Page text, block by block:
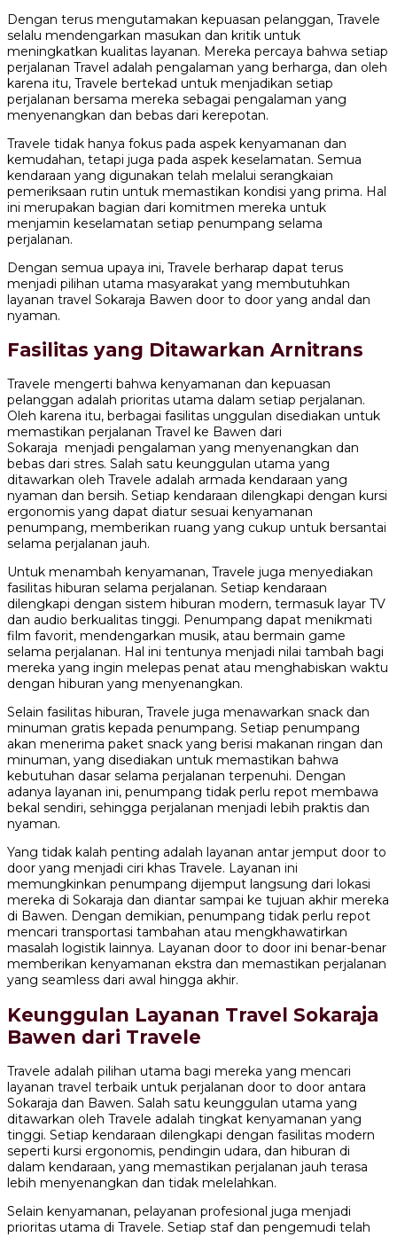
Dengan terus mengutamakan kepuasan pelanggan, Travele
selalu mendengarkan masukan dan kritik untuk
meningkatkan kualitas layanan. Mereka percaya bahwa setiap
perjalanan Travel adalah pengalaman yang berharga, dan oleh
karena itu, Travele bertekad untuk menjadikan setiap
perjalanan bersama mereka sebagai pengalaman yang
menyenangkan dan bebas dari kerepotan.
Travele tidak hanya fokus pada aspek kenyamanan dan
kemudahan, tetapi juga pada aspek keselamatan. Semua
kendaraan yang digunakan telah melalui serangkaian
pemeriksaan rutin untuk memastikan kondisi yang prima. Hal
ini merupakan bagian dari komitmen mereka untuk
menjamin keselamatan setiap penumpang selama
perjalanan.
Dengan semua upaya ini, Travele berharap dapat terus
menjadi pilihan utama masyarakat yang membutuhkan
layanan travel Sokaraja Bawen door to door yang andal dan
nyaman.
Fasilitas yang Ditawarkan Arnitrans
Travele mengerti bahwa kenyamanan dan kepuasan
pelanggan adalah prioritas utama dalam setiap perjalanan.
Oleh karena itu, berbagai fasilitas unggulan disediakan untuk
memastikan perjalanan Travel ke Bawen dari
Sokaraja menjadi pengalaman yang menyenangkan dan
bebas dari stres. Salah satu keunggulan utama yang
ditawarkan oleh Travele adalah armada kendaraan yang
nyaman dan bersih. Setiap kendaraan dilengkapi dengan kursi
ergonomis yang dapat diatur sesuai kenyamanan
penumpang, memberikan ruang yang cukup untuk bersantai
selama perjalanan jauh.
Untuk menambah kenyamanan, Travele juga menyediakan
fasilitas hiburan selama perjalanan. Setiap kendaraan
dilengkapi dengan sistem hiburan modern, termasuk layar TV
dan audio berkualitas tinggi. Penumpang dapat menikmati
film favorit, mendengarkan musik, atau bermain game
selama perjalanan. Hal ini tentunya menjadi nilai tambah bagi
mereka yang ingin melepas penat atau menghabiskan waktu
dengan hiburan yang menyenangkan.
Selain fasilitas hiburan, Travele juga menawarkan snack dan
minuman gratis kepada penumpang. Setiap penumpang
akan menerima paket snack yang berisi makanan ringan dan
minuman, yang disediakan untuk memastikan bahwa
kebutuhan dasar selama perjalanan terpenuhi. Dengan
adanya layanan ini, penumpang tidak perlu repot membawa
bekal sendiri, sehingga perjalanan menjadi lebih praktis dan
nyaman.
Yang tidak kalah penting adalah layanan antar jemput door to
door yang menjadi ciri khas Travele. Layanan ini
memungkinkan penumpang dijemput langsung dari lokasi
mereka di Sokaraja dan diantar sampai ke tujuan akhir mereka
di Bawen. Dengan demikian, penumpang tidak perlu repot
mencari transportasi tambahan atau mengkhawatirkan
masalah logistik lainnya. Layanan door to door ini benar-benar
memberikan kenyamanan ekstra dan memastikan perjalanan
yang seamless dari awal hingga akhir.
Keunggulan Layanan Travel Sokaraja
Bawen dari Travele
Travele adalah pilihan utama bagi mereka yang mencari
layanan travel terbaik untuk perjalanan door to door antara
Sokaraja dan Bawen. Salah satu keunggulan utama yang
ditawarkan oleh Travele adalah tingkat kenyamanan yang
tinggi. Setiap kendaraan dilengkapi dengan fasilitas modern
seperti kursi ergonomis, pendingin udara, dan hiburan di
dalam kendaraan, yang memastikan perjalanan jauh terasa
lebih menyenangkan dan tidak melelahkan.
Selain kenyamanan, pelayanan profesional juga menjadi
prioritas utama di Travele. Setiap staf dan pengemudi telah